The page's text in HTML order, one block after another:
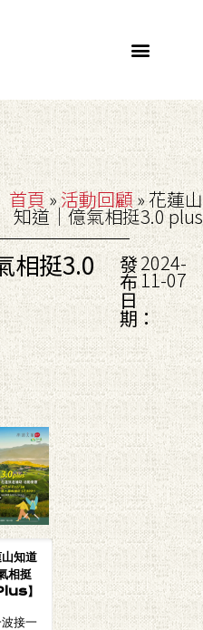
首頁»活動回顧»花蓮山
知道｜億氣相挺3.0 plus
相挺3.0 發
布
日
期：
2024-
11-07
山知道
相挺
】
接一